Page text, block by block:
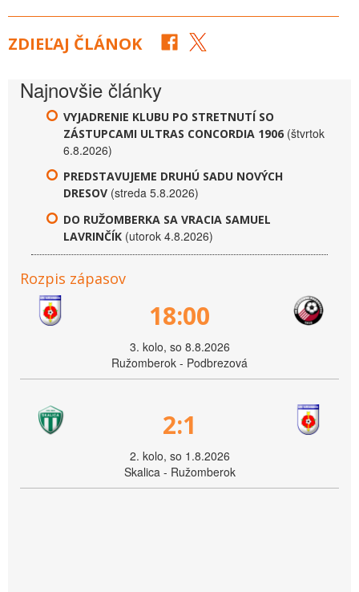
ZDIEĽAJ ČLÁNOK
Najnovšie články
VYJADRENIE KLUBU PO STRETNUTÍ SO
ZÁSTUPCAMI ULTRAS CONCORDIA 1906 (štvrtok
6.8.2026)
PREDSTAVUJEME DRUHÚ SADU NOVÝCH
DRESOV (streda 5.8.2026)
DO RUŽOMBERKA SA VRACIA SAMUEL
LAVRINČÍK (utorok 4.8.2026)
Rozpis zápasov
18:00
3. kolo, so 8.8.2026
Ružomberok - Podbrezová
2:1
2. kolo, so 1.8.2026
Skalica - Ružomberok